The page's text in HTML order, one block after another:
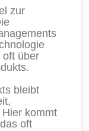
zur
oft über
bleibt
kommt
oft